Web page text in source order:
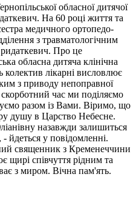
обласної дитячої
На 60 році життя та
медичного ортопедо-
з травматологічним
Про це
обласна дитяча клінічна
колектив лікарні висловлює
з приводу непоправної
час ми поділяємо
разом із Вами. Віримо, що
душу в Царство Небесне.
назавжди залишиться
йдеться у повідомленні.
священник з Кременеччини
щирі співчуття рідним та
з миром. Вічна пам'ять.